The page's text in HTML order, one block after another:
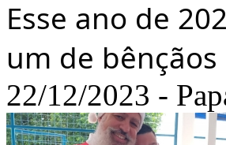
Esse ano de
um de
22/12/2023 -